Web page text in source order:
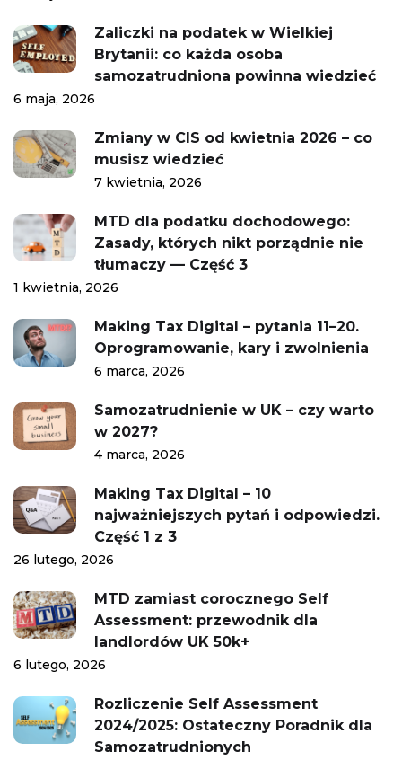
Zaliczki na podatek w Wielkiej
Brytanii: co każda osoba
samozatrudniona powinna wiedzieć
6 maja, 2026
Zmiany w CIS od kwietnia 2026 – co
musisz wiedzieć
7 kwietnia, 2026
MTD dla podatku dochodowego:
Zasady, których nikt porządnie nie
tłumaczy — Część 3
1 kwietnia, 2026
Making Tax Digital – pytania 11–20.
Oprogramowanie, kary i zwolnienia
6 marca, 2026
Samozatrudnienie w UK – czy warto
w 2027?
4 marca, 2026
Making Tax Digital – 10
najważniejszych pytań i odpowiedzi.
Część 1 z 3
26 lutego, 2026
MTD zamiast corocznego Self
Assessment: przewodnik dla
landlordów UK 50k+
6 lutego, 2026
Rozliczenie Self Assessment
2024/2025: Ostateczny Poradnik dla
Samozatrudnionych